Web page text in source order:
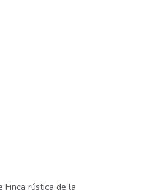
Finca rústica de la